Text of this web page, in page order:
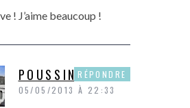
! J’aime beaucoup !
POUSSINE
05/05/2013 À 22:33
RÉPONDRE